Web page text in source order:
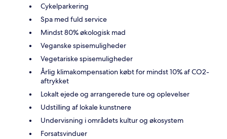
Cykelparkering
Spa med fuld service
Mindst 80% økologisk mad
Veganske spisemuligheder
Vegetariske spisemuligheder
Årlig klimakompensation købt for mindst 10% af CO2-
aftrykket
Lokalt ejede og arrangerede ture og oplevelser
Udstilling af lokale kunstnere
Undervisning i områdets kultur og økosystem
Forsatsvinduer